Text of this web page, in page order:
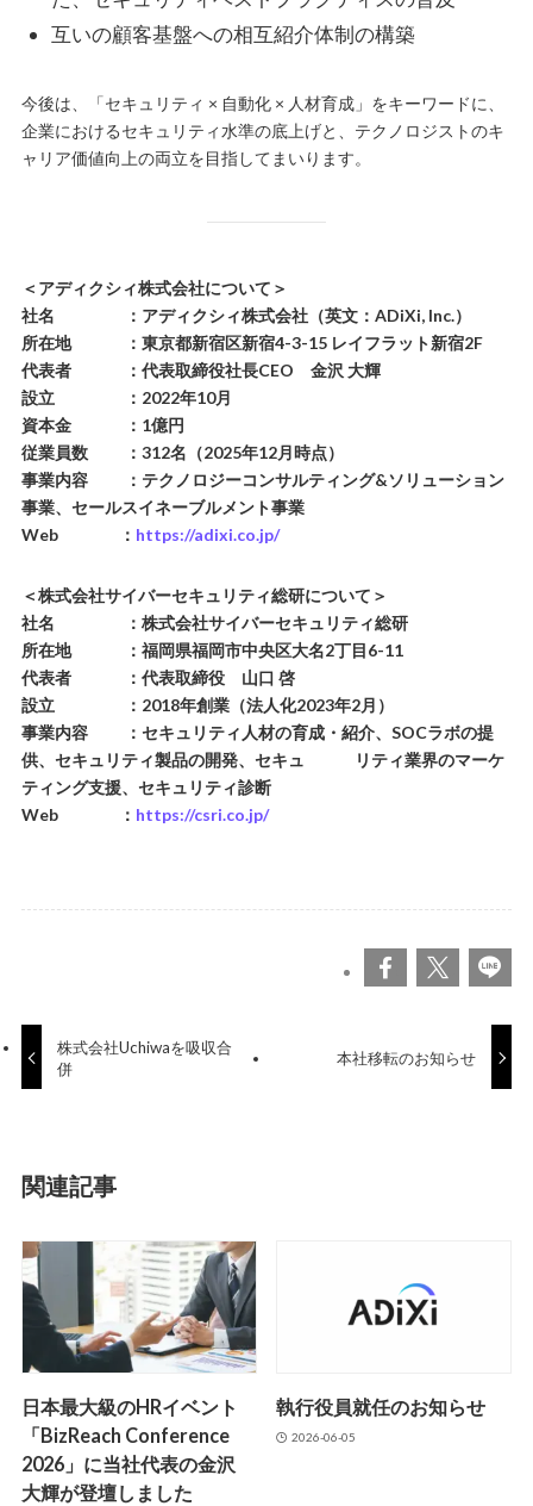
互いの顧客基盤への相互紹介体制の構築
今後は、「セキュリティ × 自動化 × 人材育成」をキーワードに、
企業におけるセキュリティ水準の底上げと、テクノロジストのキ
ャリア価値向上の両立を目指してまいります。
＜アディクシィ株式会社について＞
社名 ：アディクシィ株式会社（英文：ADiXi, Inc.）
所在地 ：東京都新宿区新宿4-3-15 レイフラット新宿2F
代表者 ：代表取締役社長CEO 金沢 大輝
設立 ：2022年10月
資本金 ：1億円
従業員数 ：312名（2025年12月時点）
事業内容 ：テクノロジーコンサルティング&ソリューション
事業、セールスイネーブルメント事業
Web ： https://adixi.co.jp/
＜株式会社サイバーセキュリティ総研について＞
社名 ：株式会社サイバーセキュリティ総研
所在地 ：福岡県福岡市中央区大名2丁目6-11
代表者 ：代表取締役 山口 啓
設立 ：2018年創業（法人化2023年2月）
事業内容 ：セキュリティ人材の育成・紹介、SOCラボの提
供、セキュリティ製品の開発、セキュ リティ業界のマーケ
ティング支援、セキュリティ診断
Web ： https://csri.co.jp/
株式会社Uchiwaを吸収合
併
本社移転のお知らせ
関連記事
日本最大級のHRイベント
「BizReach Conference
2026」に当社代表の金沢
大輝が登壇しました
執行役員就任のお知らせ
2026-06-05